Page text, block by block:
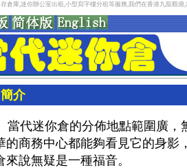
倉庫,迷你辦公室出租,小型寫字樓分租等服務,我們在香港九龍觀
介
當代迷你倉的分佈地點範圍廣，
的商務中心都能夠看見它的身影
來說無疑是一種福音。